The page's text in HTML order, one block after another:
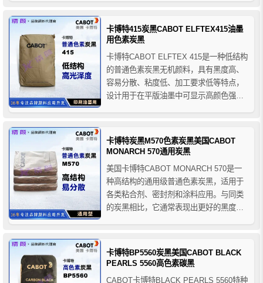
强度，在热固性油墨中，它具有良好的光
泽度和着色强度以及出色的流动性，在冷
卡博特415炭黑CABOT ELFTEX415油墨
用色素炭黑
卡博特CABOT ELFTEX 415是一种低结构
的普通色素炭黑无机颜料，具有黑度高、
容易分散、粘度低、加工要求低等特点，
设计用于在平版油墨中可显示高颜色强度
油墨。
卡博特炭黑M570色素炭黑美国CABOT
MONARCH 570通用炭黑
美国卡博特CABOT MONARCH 570是一
种高结构的通用级普通色素炭黑，适用于
各类粘合剂、密封剂和涂料应用。与同类
的炭黑相比，它通常表现出更好的黑度和
和油墨行业使用炭黑，需要注意分散剂和
分散工艺的选择，如果得不到良好的分
卡博特BP5560炭黑美国CABOT BLACK
PEARLS 5560高色素碳黑
CABOT卡博特BLACK PEARLS 5560特种